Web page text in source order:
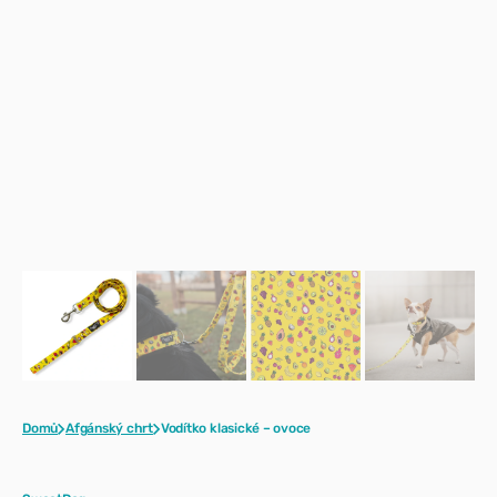
Domů Afgánský chrt Vodítko klasické – ovoce